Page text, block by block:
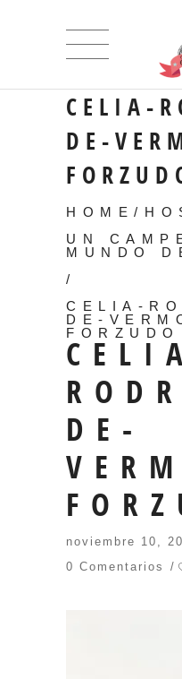
CELIA-
DE-
HOME /
UN
MUNDO
/
CELIA-
DE-
FORZUDO
DE-
noviembre 10,
0 Comentarios